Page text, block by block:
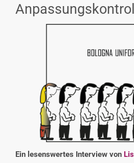
Ein lesenswertes Interview von